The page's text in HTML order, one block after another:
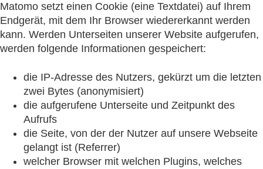
Matomo setzt einen Cookie (eine Textdatei) auf Ihrem
Endgerät, mit dem Ihr Browser wiedererkannt werden
kann. Werden Unterseiten unserer Website aufgerufen,
werden folgende Informationen gespeichert:
die IP-Adresse des Nutzers, gekürzt um die letzten
zwei Bytes (anonymisiert)
die aufgerufene Unterseite und Zeitpunkt des
Aufrufs
die Seite, von der der Nutzer auf unsere Webseite
gelangt ist (Referrer)
welcher Browser mit welchen Plugins, welches